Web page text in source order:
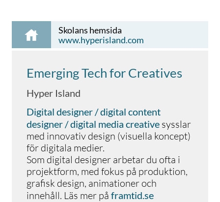
Skolans hemsida
www.hyperisland.com
Emerging Tech for Creatives
Hyper Island
Digital designer / digital content
designer / digital media creative sysslar
med innovativ design (visuella koncept)
för digitala medier.
Som digital designer arbetar du ofta i
projektform, med fokus på produktion,
grafisk design, animationer och
innehåll. Läs mer på framtid.se